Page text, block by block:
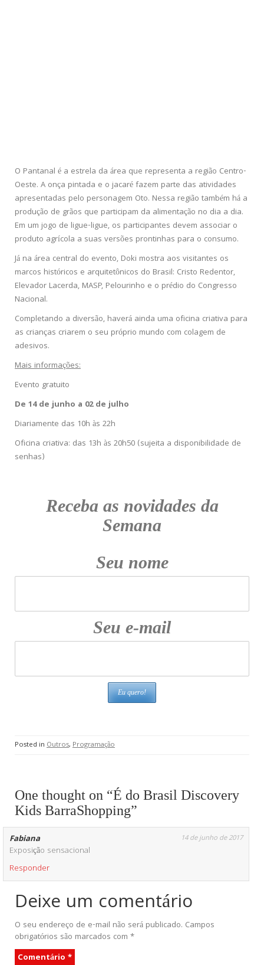
O Pantanal é a estrela da área que representa a região Centro-
Oeste. A onça pintada e o jacaré fazem parte das atividades
apresentadas pelo personagem Oto. Nessa região também há a
produção de grãos que participam da alimentação no dia a dia.
Em um jogo de ligue-ligue, os participantes devem associar o
produto agrícola a suas versões prontinhas para o consumo.
Já na área central do evento, Doki mostra aos visitantes os
marcos históricos e arquitetônicos do Brasil: Cristo Redentor,
Elevador Lacerda, MASP, Pelourinho e o prédio do Congresso
Nacional.
Completando a diversão, haverá ainda uma oficina criativa para
as crianças criarem o seu próprio mundo com colagem de
adesivos.
Mais informações:
Evento gratuito
De 14 de junho a 02 de julho
Diariamente das 10h às 22h
Oficina criativa: das 13h às 20h50 (sujeita a disponibilidade de
senhas)
Receba as novidades da
Semana
Seu nome
Seu e-mail
Posted in Outros, Programação
One thought on “É do Brasil Discovery
Kids BarraShopping”
Fabiana 14 de junho de 2017
Exposição sensacional
Responder
Deixe um comentário
O seu endereço de e-mail não será publicado. Campos
obrigatórios são marcados com *
Comentário *